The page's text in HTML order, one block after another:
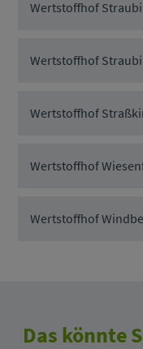
Wertstoffhof
Wertstoffhof
Wertstoffhof
Wertstoffhof
Wertstoffhof
Das könnte